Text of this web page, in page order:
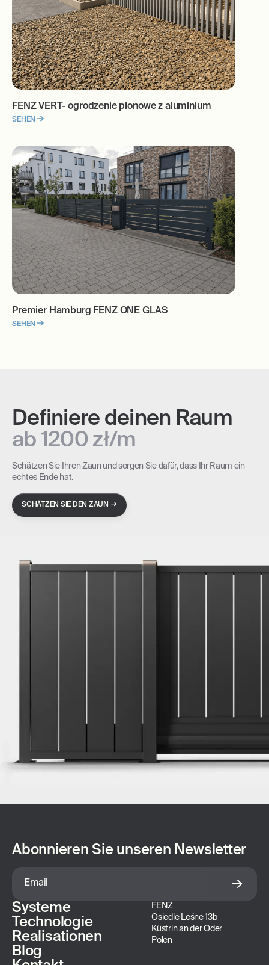
FENZ VERT- ogrodzenie pionowe z aluminium
SEHEN
Premier Hamburg FENZ ONE GLAS
SEHEN
Definiere deinen Raum
ab 1200 zł/m
Schätzen Sie Ihren Zaun und sorgen Sie dafür, dass Ihr Raum ein
echtes Ende hat.
SCHÄTZEN SIE DEN ZAUN →
Systeme
Technologie
Realisationen
Blog
FENZ
Osiedle Leśne 13b
Küstrin an der Oder
Polen
Abonnieren Sie unseren Newsletter